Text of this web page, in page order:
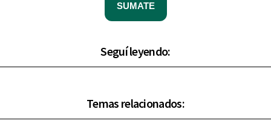
SUMATE
Seguí leyendo:
Temas relacionados: